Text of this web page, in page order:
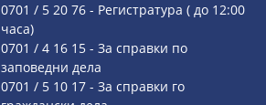
0701 / 5 20 76 - Регистратура ( до 12:00
часа)
0701 / 4 16 15 - За справки по
заповедни дела
0701 / 5 10 17 - За справки го